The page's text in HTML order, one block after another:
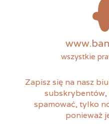
wszystkie
Zapisz się na nasz
subskrybentów,
spamować, tylko
ponieważ